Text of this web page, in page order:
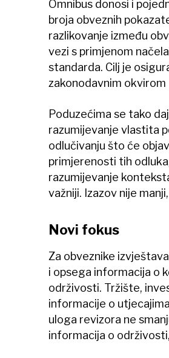
Omnibus donosi i
broja obveznih
razlikovanje između
vezi s primjenom
standarda. Cilj je
zakonodavnim
Poduzećima se tako
razumijevanje vlastita
odlučivanju što će
primjerenosti tih
razumijevanje
važniji. Izazov nije
Novi fokus
Za obveznike
i opsega informacija o
održivosti. Tržište,
informacije o
uloga revizora ne
informacija o